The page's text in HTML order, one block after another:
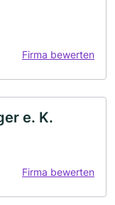
Firma bewerten
e. K.
Firma bewerten